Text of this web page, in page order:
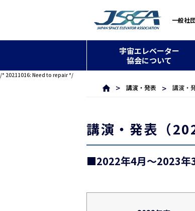
一般社
宇宙エレベーター
協会について
/* 20211016: Need to repair */
講演・発表 講演・
講演・発表（
■2022年4月～2023年